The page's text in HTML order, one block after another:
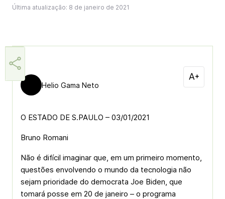
Última atualização: 8 de janeiro de 2021
Helio Gama Neto
O ESTADO DE S.PAULO – 03/01/2021
Bruno Romani
Não é difícil imaginar que, em um primeiro momento,
questões envolvendo o mundo da tecnologia não
sejam prioridade do democrata Joe Biden, que
tomará posse em 20 de janeiro – o programa